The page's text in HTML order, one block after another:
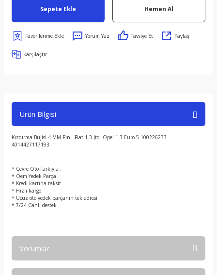
Sepete Ekle Hemen Al
Yorum Yaz Tavsiye Et Paylaş
Karşılaştır
Ürün Bilgisi
Kızdırma Bujisi 4 MM Pin - Fiat 1.3 Jtd Opel 1.3 Euro 5 100226233 -
4014427117193
* Çevre Oto Farkıyla ;
* Oem Yedek Parça
* Kredi kartına taksit
* Hızlı kargo
* Ucuz oto yedek parçanın tek adresi
* 7/24 Canlı destek
Yorumlar